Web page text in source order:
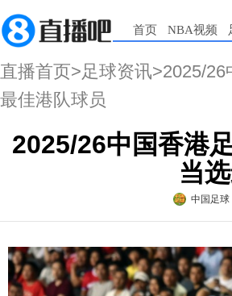
首页 NBA视频
直播首页>足球资讯>2025/
最佳港队球员
2025/26中国香港
当
中国足球